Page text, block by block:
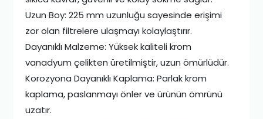
Uzun Boy: 225 mm uzunluğu sayesinde erişimi
zor olan filtrelere ulaşmayı kolaylaştırır.
Dayanıklı Malzeme: Yüksek kaliteli krom
vanadyum çelikten üretilmiştir, uzun ömürlüdür.
Korozyona Dayanıklı Kaplama: Parlak krom
kaplama, paslanmayı önler ve ürünün ömrünü
uzatır.